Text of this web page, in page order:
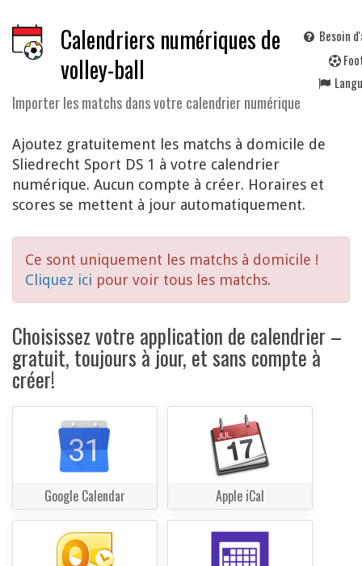
Calendriers numériques de
volley-ball
Importer les matchs dans votre calendrier numérique
Besoin
F
Ajoutez gratuitement les matchs à domicile de
Sliedrecht Sport DS 1 à votre calendrier
numérique. Aucun compte à créer. Horaires et
scores se mettent à jour automatiquement.
Ce sont uniquement les matchs à domicile !
Cliquez ici pour voir tous les matchs.
Choisissez votre application de calendrier –
gratuit, toujours à jour, et sans compte à
créer!
Google Calendar Apple iCal